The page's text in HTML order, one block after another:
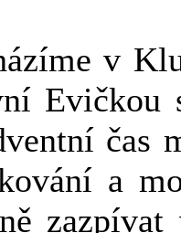
v
Evičkou
čas
a